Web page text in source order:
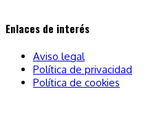
Enlaces de interés
Aviso legal
Política de privacidad
Política de cookies